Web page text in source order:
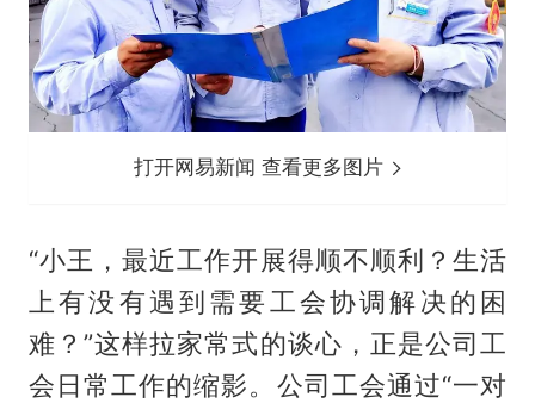
打开网易新闻 查看更多图片
“小王，最近工作开展得顺不顺利？生活
上有没有遇到需要工会协调解决的困
难？”这样拉家常式的谈心，正是公司工
会日常工作的缩影。公司工会通过“一对